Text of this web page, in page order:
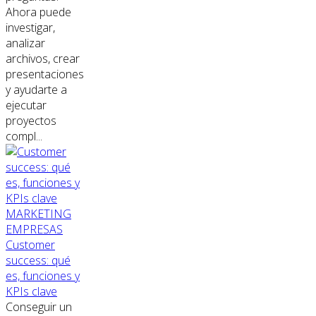
Ahora puede
investigar,
analizar
archivos, crear
presentaciones
y ayudarte a
ejecutar
proyectos
compl...
MARKETING
EMPRESAS
Customer
success: qué
es, funciones y
KPIs clave
Conseguir un